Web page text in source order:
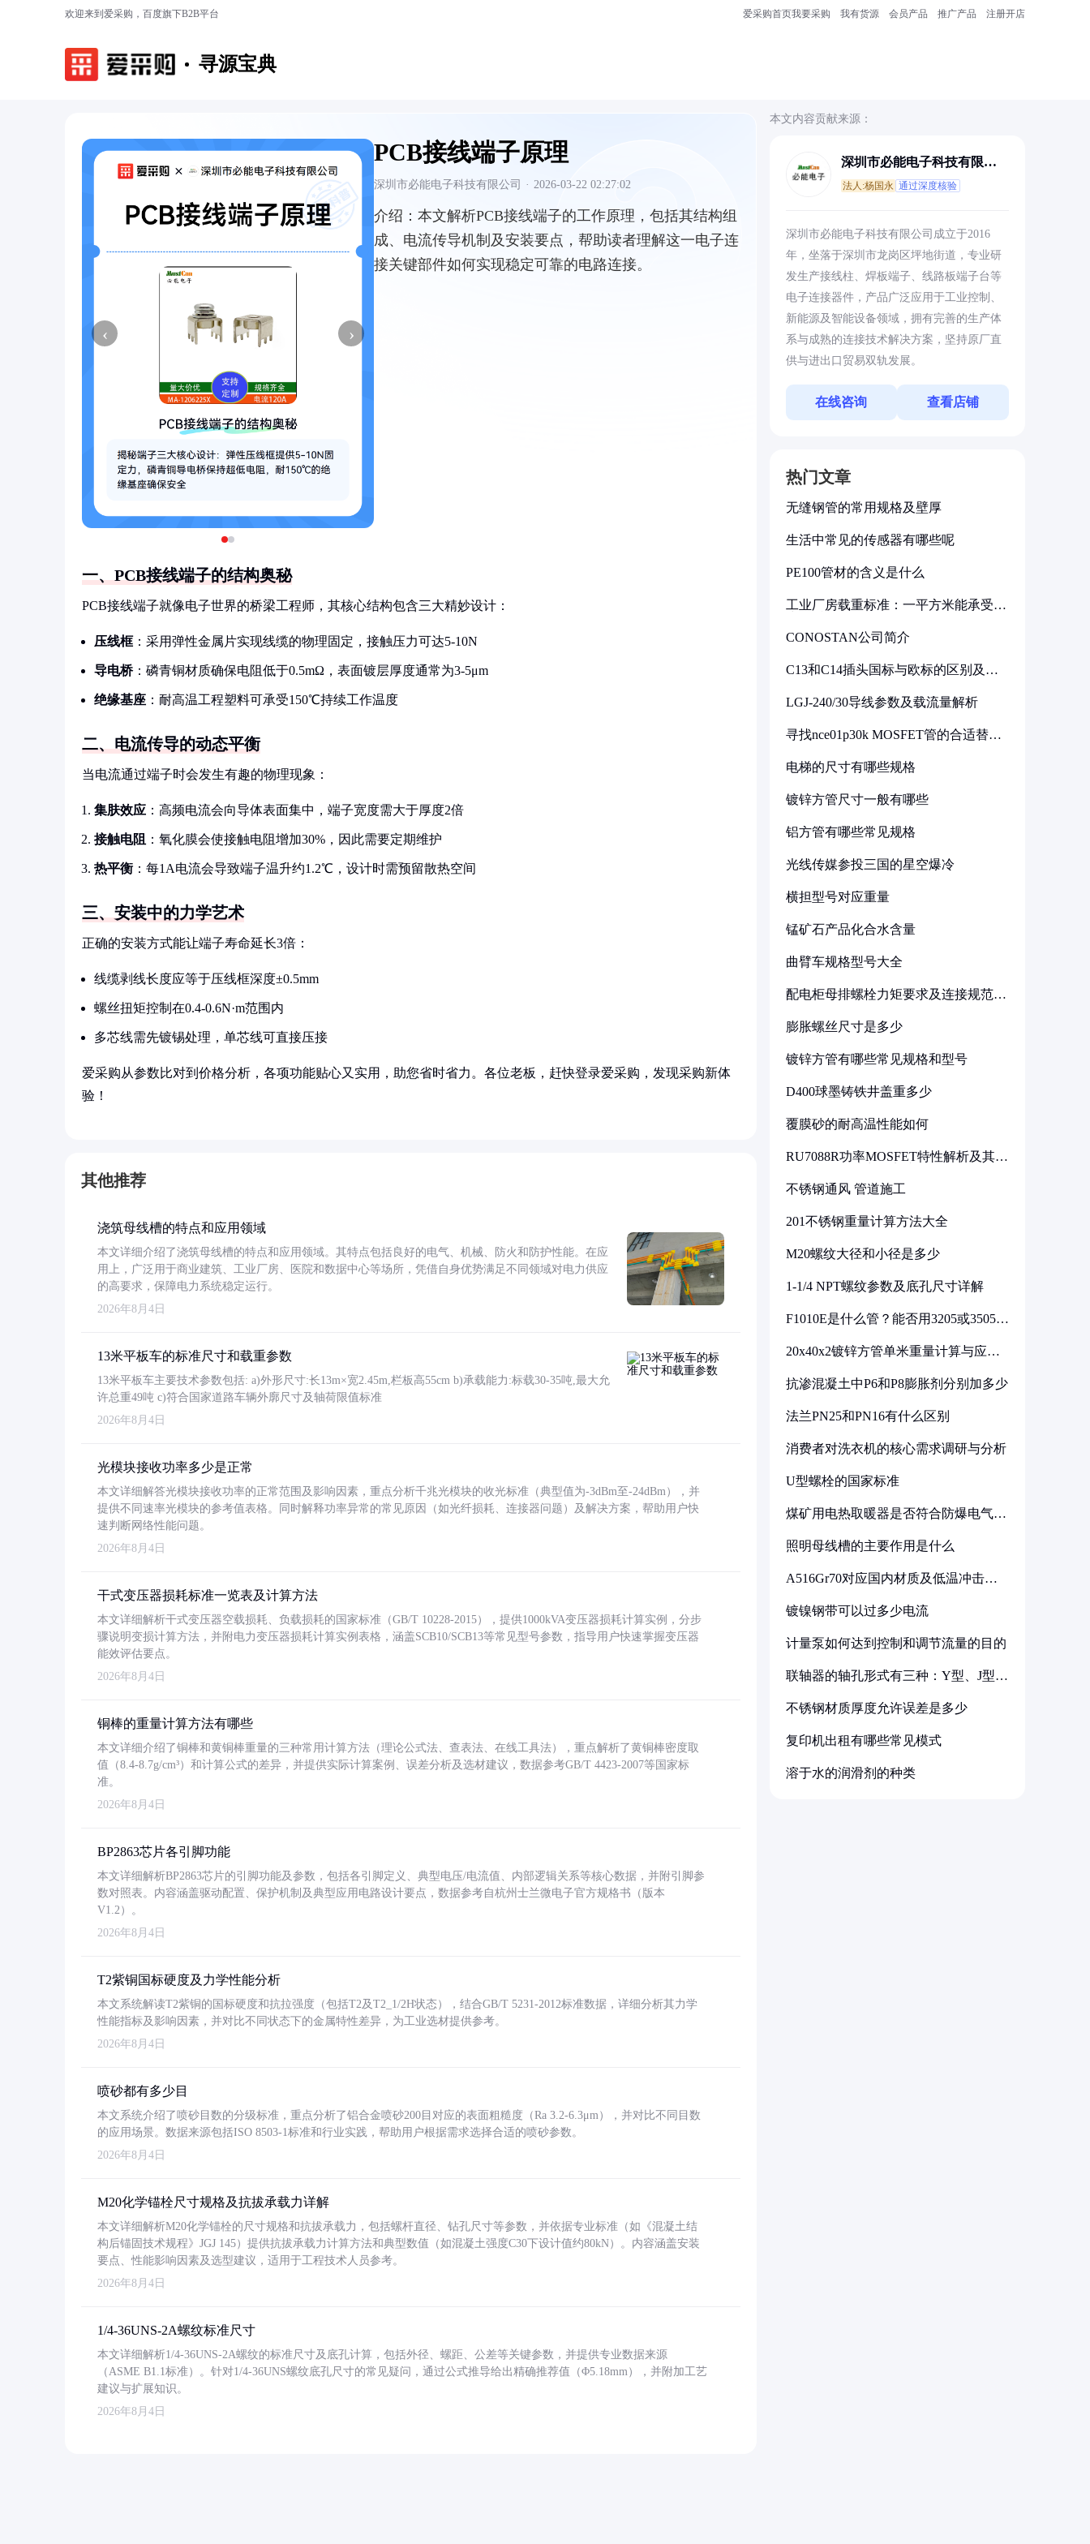
欢迎来到爱采购，百度旗下B2B平台 爱采购首页我要采购 我有货源 会员产品 推广产品 注册开店
寻源宝典
‹ ›
PCB接线端子原理
深圳市必能电子科技有限公司 · 2026-03-22 02:27:02
介绍： 本文解析PCB接线端子的工作原理，包括其结构组
成、电流传导机制及安装要点，帮助读者理解这一电子连
接关键部件如何实现稳定可靠的电路连接。
一、PCB接线端子的结构奥秘
PCB接线端子就像电子世界的桥梁工程师，其核心结构包含三大精妙设计：
压线框：采用弹性金属片实现线缆的物理固定，接触压力可达5-10N
导电桥：磷青铜材质确保电阻低于0.5mΩ，表面镀层厚度通常为3-5μm
绝缘基座 ：耐高温工程塑料可承受150℃持续工作温度
二、电流传导的动态平衡
当电流通过端子时会发生有趣的物理现象：
集肤效应 ：高频电流会向导体表面集中，端子宽度需大于厚度2倍
接触电阻 ：氧化膜会使接触电阻增加30%，因此需要定期维护
热平衡 ：每1A电流会导致端子温升约1.2℃，设计时需预留散热空间
三、安装中的力学艺术
正确的安装方式能让端子寿命延长3倍：
线缆剥线长度应等于压线框深度±0.5mm
螺丝扭矩控制在0.4-0.6N·m范围内
多芯线需先镀锡处理，单芯线可直接压接
爱采购从参数比对到价格分析，各项功能贴心又实用，助您省时省力。各位老板，赶快登录爱采购，发现采购新体
验！
其他推荐
浇筑母线槽的特点和应用领域
本文详细介绍了浇筑母线槽的特点和应用领域。其特点包括良好的电气、机械、防火和防护性能。在应
用上，广泛用于商业建筑、工业厂房、医院和数据中心等场所，凭借自身优势满足不同领域对电力供应
的高要求，保障电力系统稳定运行。
2026年8月4日
13米平板车的标准尺寸和载重参数
13米平板车主要技术参数包括: a)外形尺寸:长13m×宽2.45m,栏板高55cm b)承载能力:标载30-35吨,最大允
许总重49吨 c)符合国家道路车辆外廓尺寸及轴荷限值标准
2026年8月4日
光模块接收功率多少是正常
本文详细解答光模块接收功率的正常范围及影响因素，重点分析千兆光模块的收光标准（典型值为-3dBm至-24dBm），并
提供不同速率光模块的参考值表格。同时解释功率异常的常见原因（如光纤损耗、连接器问题）及解决方案，帮助用户快
速判断网络性能问题。
2026年8月4日
干式变压器损耗标准一览表及计算方法
本文详细解析干式变压器空载损耗、负载损耗的国家标准（GB/T 10228-2015），提供1000kVA变压器损耗计算实例，分步
骤说明变损计算方法，并附电力变压器损耗计算实例表格，涵盖SCB10/SCB13等常见型号参数，指导用户快速掌握变压器
能效评估要点。
2026年8月4日
铜棒的重量计算方法有哪些
本文详细介绍了铜棒和黄铜棒重量的三种常用计算方法（理论公式法、查表法、在线工具法），重点解析了黄铜棒密度取
值（8.4-8.7g/cm³）和计算公式的差异，并提供实际计算案例、误差分析及选材建议，数据参考GB/T 4423-2007等国家标
准。
2026年8月4日
BP2863芯片各引脚功能
本文详细解析BP2863芯片的引脚功能及参数，包括各引脚定义、典型电压/电流值、内部逻辑关系等核心数据，并附引脚参
数对照表。内容涵盖驱动配置、保护机制及典型应用电路设计要点，数据参考自杭州士兰微电子官方规格书（版本
V1.2）。
2026年8月4日
T2紫铜国标硬度及力学性能分析
本文系统解读T2紫铜的国标硬度和抗拉强度（包括T2及T2_1/2H状态），结合GB/T 5231-2012标准数据，详细分析其力学
性能指标及影响因素，并对比不同状态下的金属特性差异，为工业选材提供参考。
2026年8月4日
喷砂都有多少目
本文系统介绍了喷砂目数的分级标准，重点分析了铝合金喷砂200目对应的表面粗糙度（Ra 3.2-6.3μm），并对比不同目数
的应用场景。数据来源包括ISO 8503-1标准和行业实践，帮助用户根据需求选择合适的喷砂参数。
2026年8月4日
M20化学锚栓尺寸规格及抗拔承载力详解
本文详细解析M20化学锚栓的尺寸规格和抗拔承载力，包括螺杆直径、钻孔尺寸等参数，并依据专业标准（如《混凝土结
构后锚固技术规程》JGJ 145）提供抗拔承载力计算方法和典型数值（如混凝土强度C30下设计值约80kN）。内容涵盖安装
要点、性能影响因素及选型建议，适用于工程技术人员参考。
2026年8月4日
1/4-36UNS-2A螺纹标准尺寸
本文详细解析1/4-36UNS-2A螺纹的标准尺寸及底孔计算，包括外径、螺距、公差等关键参数，并提供专业数据来源
（ASME B1.1标准）。针对1/4-36UNS螺纹底孔尺寸的常见疑问，通过公式推导给出精确推荐值（Φ5.18mm），并附加工艺
建议与扩展知识。
2026年8月4日
本文内容贡献来源：
深圳市必能电子科技有限公
法人:杨国永 通过深度核验
深圳市必能电子科技有限公司成立于2016
年，坐落于深圳市龙岗区坪地街道，专业研
发生产接线柱、焊板端子、线路板端子台等
电子连接器件，产品广泛应用于工业控制、
新能源及智能设备领域，拥有完善的生产体
系与成熟的连接技术解决方案，坚持原厂直
供与进出口贸易双轨发展。
在线咨询 查看店铺
热门文章
无缝钢管的常用规格及壁厚
生活中常见的传感器有哪些呢
PE100管材的含义是什么
工业厂房载重标准：一平方米能承受多
CONOSTAN公司简介
C13和C14插头国标与欧标的区别及其
LGJ-240/30导线参数及载流量解析
寻找nce01p30k MOSFET管的合适替代
电梯的尺寸有哪些规格
镀锌方管尺寸一般有哪些
铝方管有哪些常见规格
光线传媒参投三国的星空爆冷
横担型号对应重量
锰矿石产品化合水含量
曲臂车规格型号大全
配电柜母排螺栓力矩要求及连接规范详
膨胀螺丝尺寸是多少
镀锌方管有哪些常见规格和型号
D400球墨铸铁井盖重多少
覆膜砂的耐高温性能如何
RU7088R功率MOSFET特性解析及其在
不锈钢通风 管道施工
201不锈钢重量计算方法大全
M20螺纹大径和小径是多少
1-1/4 NPT螺纹参数及底孔尺寸详解
F1010E是什么管？能否用3205或3505代
20x40x2镀锌方管单米重量计算与应用
抗渗混凝土中P6和P8膨胀剂分别加多少
法兰PN25和PN16有什么区别
消费者对洗衣机的核心需求调研与分析
U型螺栓的国家标准
煤矿用电热取暖器是否符合防爆电气设
照明母线槽的主要作用是什么
A516Gr70对应国内材质及低温冲击要
镀镍钢带可以过多少电流
计量泵如何达到控制和调节流量的目的
联轴器的轴孔形式有三种：Y型、J型、
不锈钢材质厚度允许误差是多少
复印机出租有哪些常见模式
溶于水的润滑剂的种类